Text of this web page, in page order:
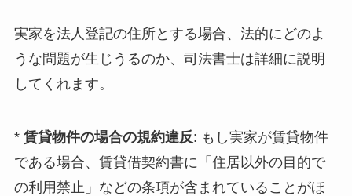
実家を法人登記の住所とする場合、法的にどのよ
うな問題が生じうるのか、司法書士は詳細に説明
してくれます。
* 賃貸物件の場合の規約違反: もし実家が賃貸物件
である場合、賃貸借契約書に「住居以外の目的で
の利用禁止」などの条項が含まれていることがほ